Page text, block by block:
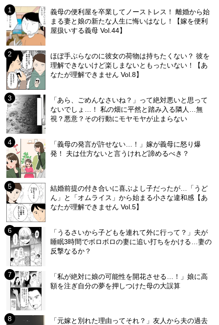
義母の便利屋を卒業してノーストレス！ 離婚から始
まる妻と娘の新たな人生に悔いはなし！【嫁を便利
屋扱いする義母 Vol.44】
ほぼ手ぶらなのに彼女の荷物は持ちたくない？ 彼を
理解できないけど楽しまないともったいない！【あ
なたが理解できません Vol.8】
「あら、ごめんなさいね？」って絶対悪いと思って
ないでしょ…！ 私の畑に平然と踏み入る隣人…無
視？悪意？その行動にモヤモヤが止まらない
「義母の発言が許せない…！」嫁が義母に怒り爆
発！ 夫は仕方ないと言うけれど諦めるべき？
結婚前提の付き合いに喜ぶよし子だったが…「うど
ん」と「オムライス」から始まる小さな違和感【あ
なたが理解できません Vol.5】
「うるさいから子どもを連れて外に行って？」夫が
睡眠3時間でボロボロの妻に追い打ちをかける…妻の
反撃なるか？
「私が絶対に娘の可能性を開花させる…！」娘に高
額を注ぎ自分の夢を押しつけた母の大誤算
「元嫁と別れた理由ってそれ？」友人から夫の過去